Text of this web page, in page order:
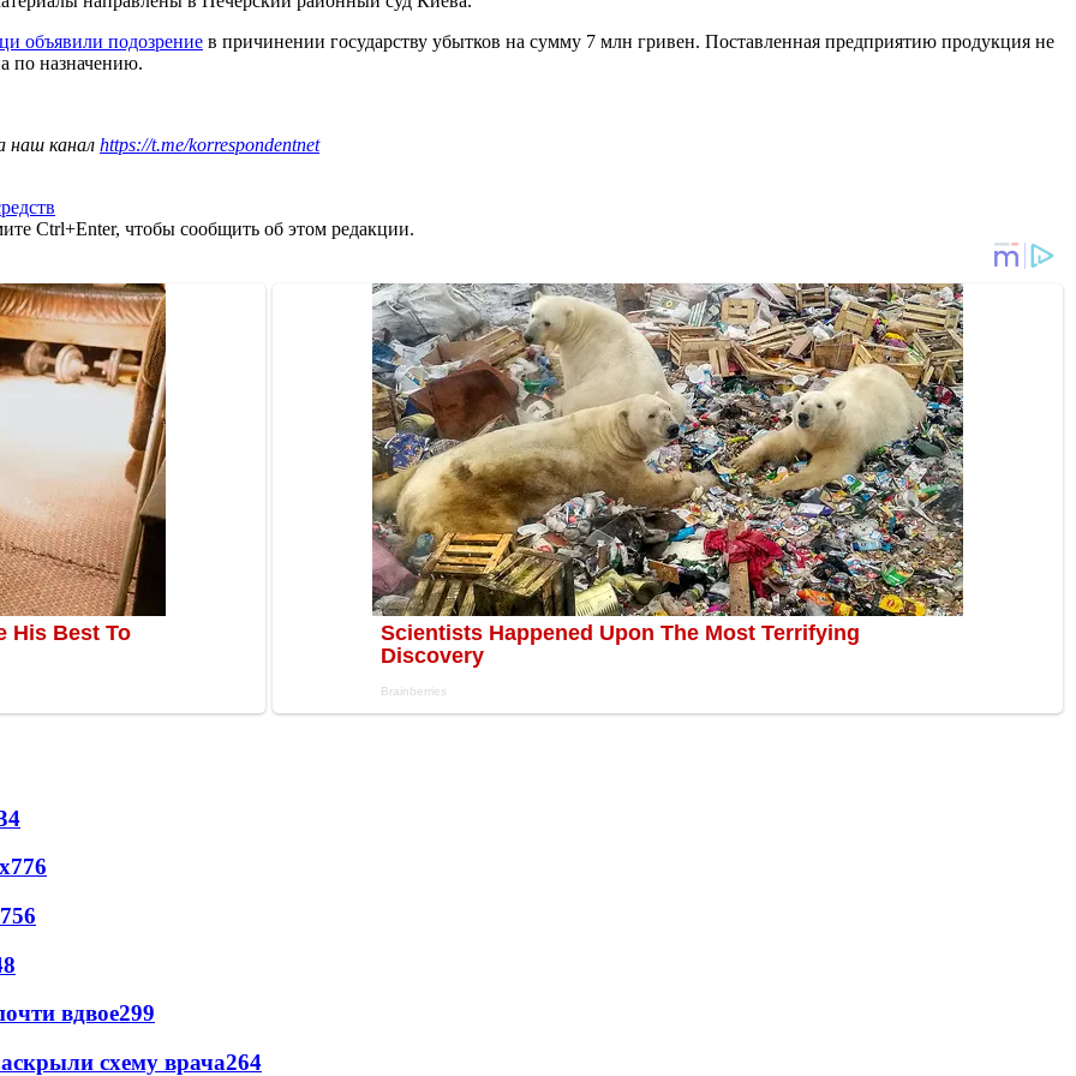
объявили подозрение в причинении государству убытков на сумму 7 млн гривен. Поставленная предприятию продукция не
по назначению.
наш канал https://t.me/korrespondentnet
Ctrl+Enter, чтобы сообщить об этом редакции.
776
756
вдвое299
схему врача264